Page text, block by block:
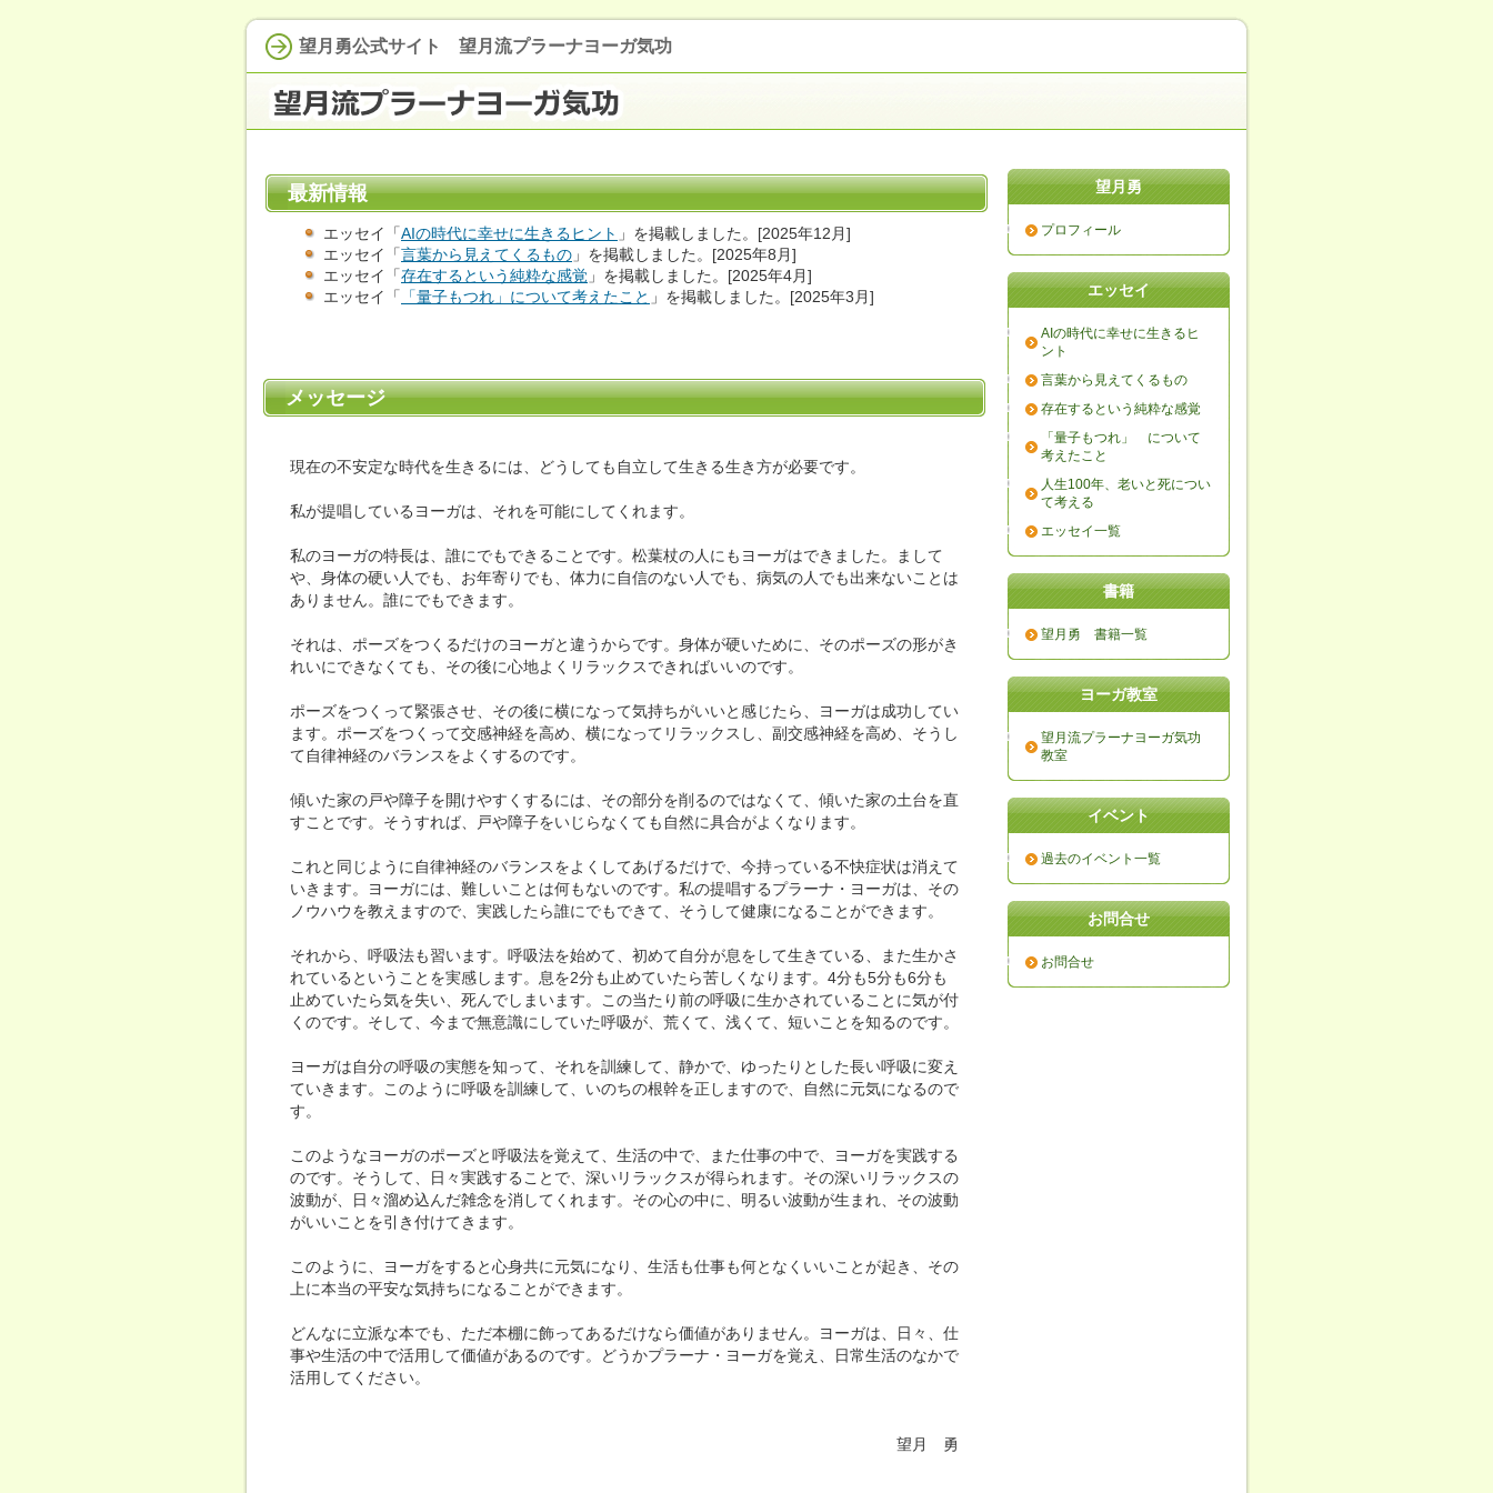
望月勇公式サイト 望月流プラーナヨーガ気功
最新情報
エッセイ「AIの時代に幸せに生きるヒント 」を掲載しました。[2025年12月]
エッセイ「言葉から見えてくるもの 」を掲載しました。[2025年8月]
エッセイ「存在するという純粋な感覚 」を掲載しました。[2025年4月]
エッセイ「
「量子もつれ」について考えたこと 」を掲載しました。[2025年3月]
メッセージ
現在の不安定な時代を生きるには、どうしても自立して生きる生き方が必要です。
私が提唱しているヨーガは、それを可能にしてくれます。
私のヨーガの特長は、誰にでもできることです。松葉杖の人にもヨーガはできました。まして
や、身体の硬い人でも、お年寄りでも、体力に自信のない人でも、病気の人でも出来ないことは
ありません。誰にでもできます。
それは、ポーズをつくるだけのヨーガと違うからです。身体が硬いために、そのポーズの形がき
れいにできなくても、その後に心地よくリラックスできればいいのです。
ポーズをつくって緊張させ、その後に横になって気持ちがいいと感じたら、ヨーガは成功してい
ます。ポーズをつくって交感神経を高め、横になってリラックスし、副交感神経を高め、そうし
て自律神経のバランスをよくするのです。
傾いた家の戸や障子を開けやすくするには、その部分を削るのではなくて、傾いた家の土台を直
すことです。そうすれば、戸や障子をいじらなくても自然に具合がよくなります。
これと同じように自律神経のバランスをよくしてあげるだけで、今持っている不快症状は消えて
いきます。ヨーガには、難しいことは何もないのです。私の提唱するプラーナ・ヨーガは、その
ノウハウを教えますので、実践したら誰にでもできて、そうして健康になることができます。
それから、呼吸法も習います。呼吸法を始めて、初めて自分が息をして生きている、また生かさ
れているということを実感します。息を2分も止めていたら苦しくなります。4分も5分も6分も
止めていたら気を失い、死んでしまいます。この当たり前の呼吸に生かされていることに気が付
くのです。そして、今まで無意識にしていた呼吸が、荒くて、浅くて、短いことを知るのです。
ヨーガは自分の呼吸の実態を知って、それを訓練して、静かで、ゆったりとした長い呼吸に変え
ていきます。このように呼吸を訓練して、いのちの根幹を正しますので、自然に元気になるので
す。
このようなヨーガのポーズと呼吸法を覚えて、生活の中で、また仕事の中で、ヨーガを実践する
のです。そうして、日々実践することで、深いリラックスが得られます。その深いリラックスの
波動が、日々溜め込んだ雑念を消してくれます。その心の中に、明るい波動が生まれ、その波動
がいいことを引き付けてきます。
このように、ヨーガをすると心身共に元気になり、生活も仕事も何となくいいことが起き、その
上に本当の平安な気持ちになることができます。
どんなに立派な本でも、ただ本棚に飾ってあるだけなら価値がありません。ヨーガは、日々、仕
事や生活の中で活用して価値があるのです。どうかプラーナ・ヨーガを覚え、日常生活のなかで
活用してください。
望月 勇
望月勇
プロフィール
エッセイ
AIの時代に幸せに生きるヒ
ント
言葉から見えてくるもの
存在するという純粋な感覚
「量子もつれ」 について
考えたこと
人生100年、老いと死につい
て考える
エッセイ一覧
書籍
望月勇 書籍一覧
ヨーガ教室
望月流プラーナヨーガ気功
教室
イベント
過去のイベント一覧
お問合せ
お問合せ